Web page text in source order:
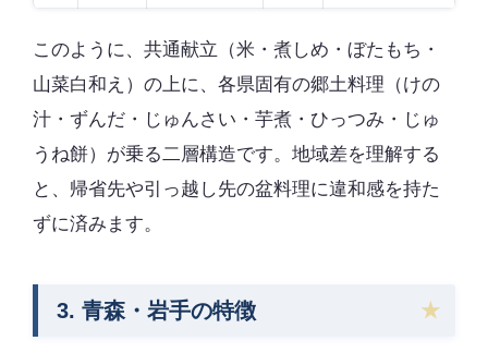
このように、共通献立（米・煮しめ・ぼたもち・
山菜白和え）の上に、各県固有の郷土料理（けの
汁・ずんだ・じゅんさい・芋煮・ひっつみ・じゅ
うね餅）が乗る二層構造です。地域差を理解する
と、帰省先や引っ越し先の盆料理に違和感を持た
ずに済みます。
3. 青森・岩手の特徴